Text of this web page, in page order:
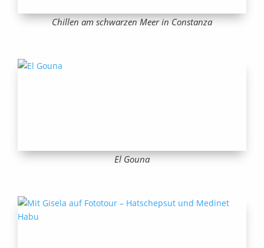
Chillen am schwarzen Meer in Constanza
El Gouna